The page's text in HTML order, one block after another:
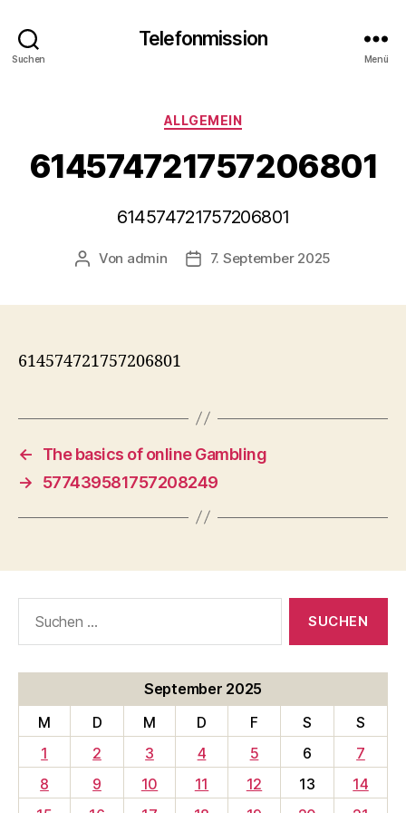
Suchen
Telefonmission
Menü
Kategorien
ALLGEMEIN
614574721757206801
614574721757206801
Beitragsautor
Von admin Veröffentlichungsdatum
7. September 2025
614574721757206801
←
The basics of online Gambling
→
577439581757208249
nach:
September 2025
M
D M D F S
S
1
2 3 4 5 6
7
8
9 10 11 12 13
14